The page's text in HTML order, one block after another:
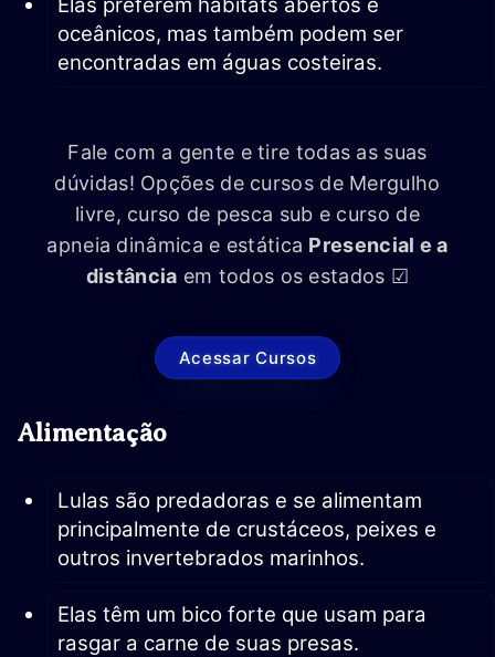
oceânicos, mas também podem ser
encontradas em águas costeiras.
Fale com a gente e tire todas as suas
dúvidas! Opções de cursos de Mergulho
livre, curso de pesca sub e curso de
apneia dinâmica e estática Presencial e a
distância em todos os estados ☑
Acessar Cursos
Alimentação
Lulas são predadoras e se alimentam
principalmente de crustáceos, peixes e
outros invertebrados marinhos.
Elas têm um bico forte que usam para
rasgar a carne de suas presas.